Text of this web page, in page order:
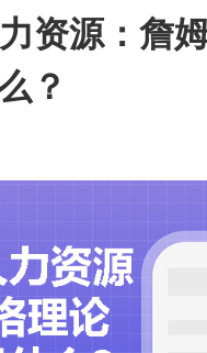
资源：詹
？